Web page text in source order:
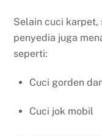
Selain cuci karpet,
penyedia juga
seperti:
Cuci gorden
Cuci jok mobil